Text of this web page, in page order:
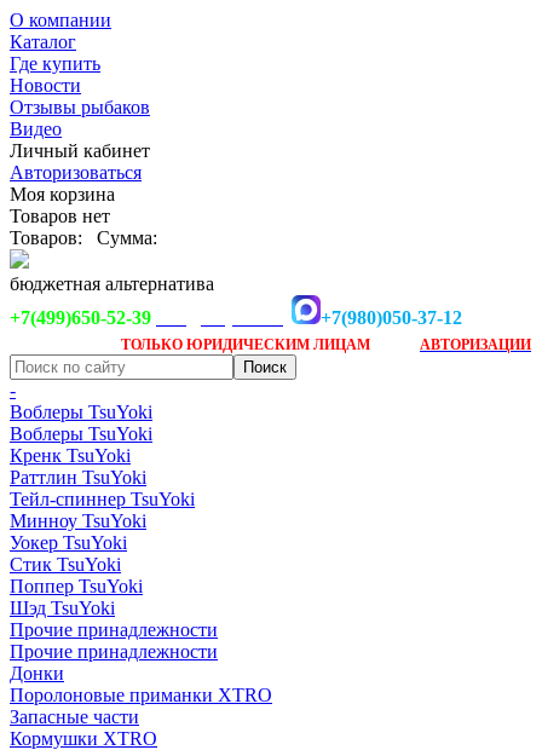
О компании
Каталог
Где купить
Новости
Отзывы рыбаков
Видео
Личный кабинет
Авторизоваться
Моя корзина
Товаров нет
Товаров:
Сумма:
бюджетная альтернатива
+7(499)650-52-39
+7(980)050-37-12
ТОЛЬКО ЮРИДИЧЕСКИМ ЛИЦАМ АВТОРИЗАЦИИ
-
Воблеры TsuYoki
Воблеры TsuYoki
Кренк TsuYoki
Раттлин TsuYoki
Тейл-спиннер TsuYoki
Минноу TsuYoki
Уокер TsuYoki
Стик TsuYoki
Поппер TsuYoki
Шэд TsuYoki
Прочие принадлежности
Прочие принадлежности
Донки
Поролоновые приманки XTRO
Запасные части
Кормушки XTRO